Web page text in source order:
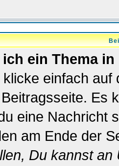
ein Thema
einfach
Es
eine Nachricht
am Ende der
Du kannst